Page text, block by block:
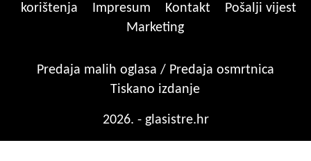
korištenja
Impresum Kontakt
Pošalji vijest
Marketing
Predaja malih oglasa / Predaja osmrtnica
Tiskano izdanje
2026. - glasistre.hr